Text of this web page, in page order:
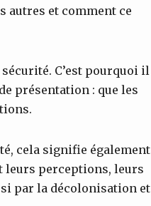
autres et comment ce
C’est pourquoi il
présentation : que les
cela signifie également
leurs perceptions, leurs
par la décolonisation et